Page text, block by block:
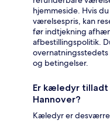
hjemmeside. Hvis
værelsespris, kan
før indtjekning
afbestillingspolitik.
og betingelser.
Er kæledyr tilladt
Hannover?
Kæledyr er